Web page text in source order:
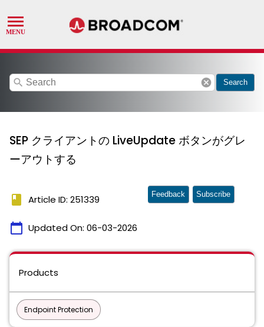
search cancel Search
SEP クライアントの LiveUpdate ボタンがグレ
ーアウトする
book Article ID: 251339
calendar_today Updated On: 06-03-2026
Feedback Subscribe
Products
Endpoint Protection